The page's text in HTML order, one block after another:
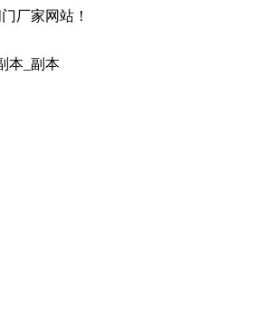
厂家网站！